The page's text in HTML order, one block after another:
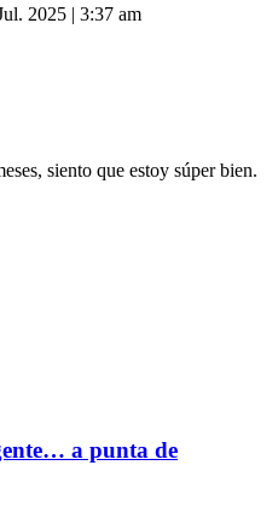
2025 | 3:37 am
siento que estoy súper bien.
a punta de